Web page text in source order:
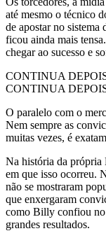
até mesmo o técnico
de apostar no
ficou ainda mais
chegar ao sucesso e
CONTINUA
CONTINUA
O paralelo com o
Nem sempre as
muitas vezes, é
Na história da própria
em que isso ocorreu.
não se mostraram
que enxergaram
como Billy confiou
grandes resultados.